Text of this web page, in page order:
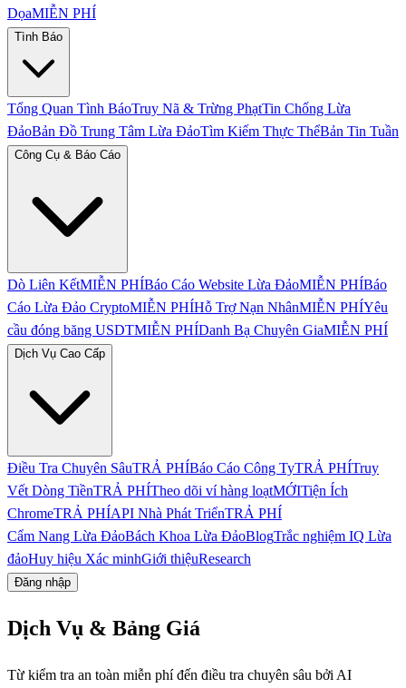
DọaMIỄN PHÍ
Tình Báo
Tổng Quan Tình BáoTruy Nã & Trừng PhạtTin Chống Lừa
ĐảoBản Đồ Trung Tâm Lừa ĐảoTìm Kiếm Thực ThểBản Tin Tuần
Công Cụ & Báo Cáo
Dò Liên KếtMIỄN PHÍBáo Cáo Website Lừa ĐảoMIỄN PHÍBáo
Cáo Lừa Đảo CryptoMIỄN PHÍHỗ Trợ Nạn NhânMIỄN PHÍYêu
cầu đóng băng USDTMIỄN PHÍDanh Bạ Chuyên GiaMIỄN PHÍ
Dịch Vụ Cao Cấp
Điều Tra Chuyên SâuTRẢ PHÍBáo Cáo Công TyTRẢ PHÍTruy
Vết Dòng TiềnTRẢ PHÍTheo dõi ví hàng loạtMỚITiện Ích
ChromeTRẢ PHÍAPI Nhà Phát TriểnTRẢ PHÍ
Cẩm Nang Lừa ĐảoBách Khoa Lừa ĐảoBlogTrắc nghiệm IQ Lừa
đảoHuy hiệu Xác minhGiới thiệuResearch
Đăng nhập
Dịch Vụ & Bảng Giá
Từ kiểm tra an toàn miễn phí đến điều tra chuyên sâu bởi AI